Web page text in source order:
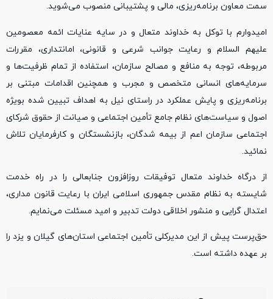
سمت معاون برنامه‌ریزی، مالی و پشتیبانی منصوب می‌شوید.
امیدوارم با توکل به خداوند متعال و در سایه عنایات ائمه معصومین
علیهم السلام و رعایت جوانب شرعی و قانونی، امانتداری، مقررات
مربوطه، توجه به منافع و مصالح سازمان، استفاده از تمام ظرفیت‌ها و
سرمایه‌های انسانی متخصص و مجرب و همچنین اقدامات مبتنی بر
برنامه‌ریزی و پایش عملکرد در راستای نیل به اهداف تبیین شده بویژه
اصول و سیاست‌های نظام جامع تأمین اجتماعی و صیانت از حقوق شرکای
اجتماعی سازمان اعم از بیمه شدگان، بازنشستگان و کارفرمایان تلاش
نمائید.
از درگاه خداوند متعال توفیقات روزافزون جنابعالی را در راه خدمت
شایسته به نظام مقدس جمهوری اسلامی ایران با رعایت قانون مداری،
اعتدال گرایی و منشور اخلاقی دولت تدبیر و امید مسئلت می‌نمایم.
حق‌پرست پیش از این مدیرکلی تأمین اجتماعی استان‌های گیلان و یزد را
بر عهده داشته است.